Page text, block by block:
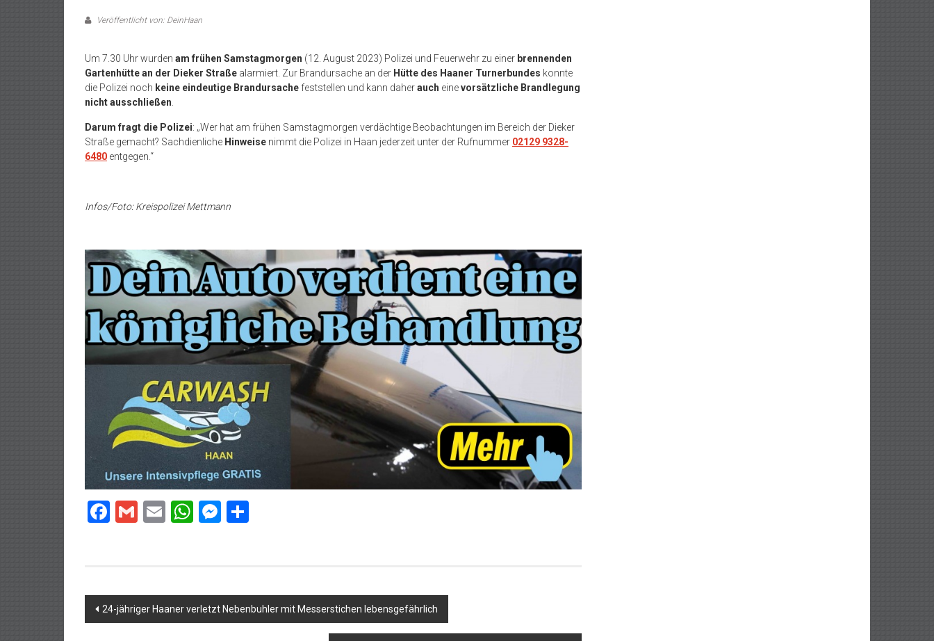
Veröffentlicht von: DeinHaan
Um 7.30 Uhr wurden am frühen Samstagmorgen (12. August 2023) Polizei und Feuerwehr zu einer brennenden
Gartenhütte an der Dieker Straße alarmiert. Zur Brandursache an der Hütte des Haaner Turnerbundes konnte
die Polizei noch keine eindeutige Brandursache feststellen und kann daherauch einevorsätzliche Brandlegung
nicht ausschließen
Darum fragt die Polizei: „Wer hat am frühen Samstagmorgen verdächtige Beobachtungen im Bereich der Dieker
Straße gemacht? Sachdienliche Hinweise nimmt die Polizei in Haan jederzeit unter der Rufnummer 02129 9328-
6480 entgegen.“
Infos/Foto: Kreispolizei Mettmann
Facebook
GmailEmailWhatsApp
Messenger
Beitragsnavigation
24-jähriger Haaner verletzt Nebenbuhler mit Messerstichen lebensgefährlich